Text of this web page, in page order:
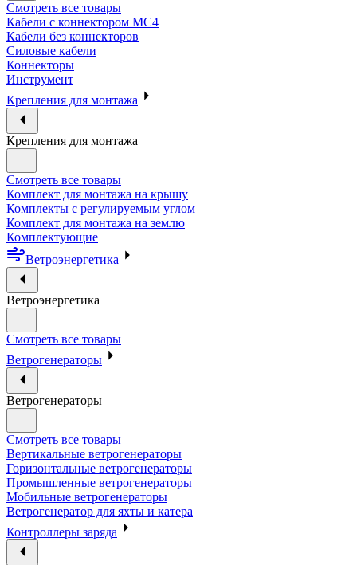
Смотреть все товары
Кабели с коннектором МС4
Кабели без коннекторов
Силовые кабели
Коннекторы
Инструмент
Крепления для монтажа
Крепления для монтажа
Смотреть все товары
Комплект для монтажа на крышу
Комплекты с регулируемым углом
Комплект для монтажа на землю
Комплектующие
Ветроэнергетика
Ветроэнергетика
Смотреть все товары
Ветрогенераторы
Ветрогенераторы
Смотреть все товары
Вертикальные ветрогенераторы
Горизонтальные ветрогенераторы
Промышленные ветрогенераторы
Мобильные ветрогенераторы
Ветрогенератор для яхты и катера
Контроллеры заряда